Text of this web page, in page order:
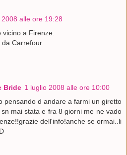
alle ore 19:28
a Firenze.
da Carrefour
Bride 1 luglio 2008 alle ore 10:00
pensando d andare a farmi un giretto
mai stata e fra 8 giorni me ne vado
dell'info!anche se ormai..li